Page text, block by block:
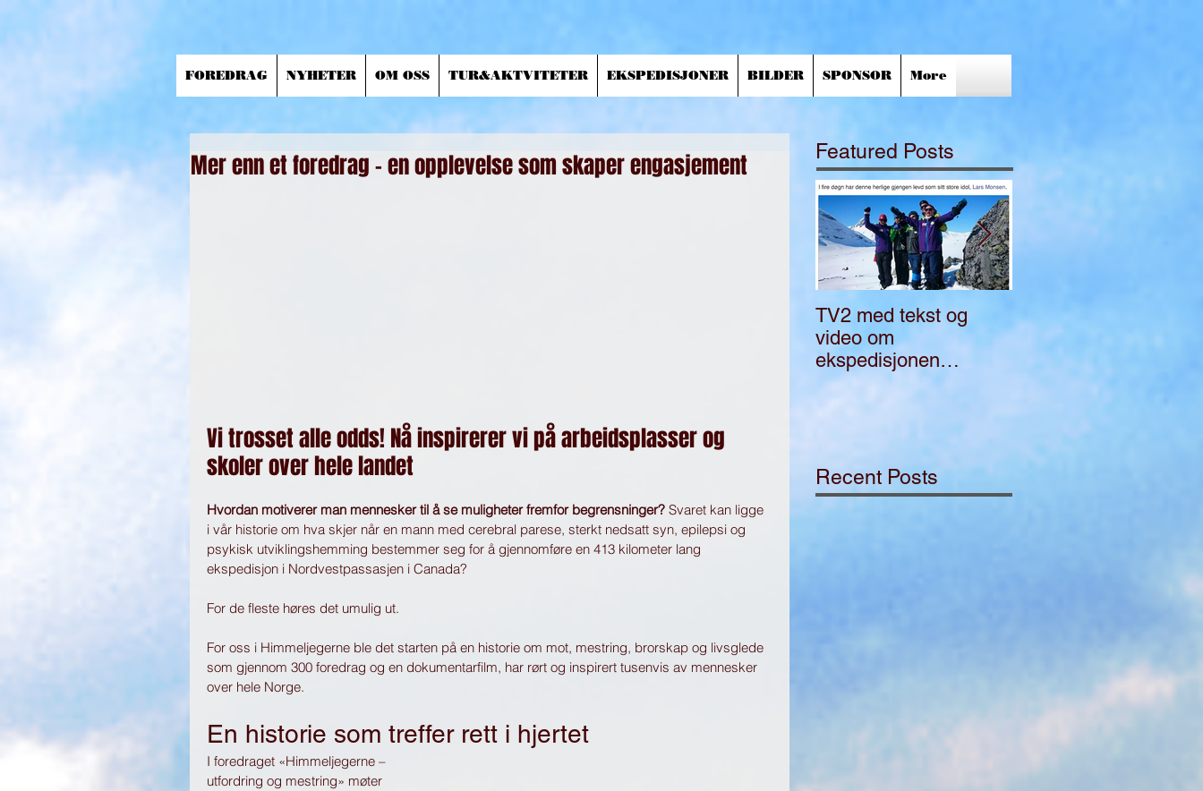
FOREDRAG NYHETER OM OSS TUR&AKTVITETER EKSPEDISJONER BILDER SPONSOR More
Mer enn et foredrag – en opplevelse som skaper engasjement
Vi trosset alle odds! Nå inspirerer vi på arbeidsplasser og
skoler over hele landet
Hvordan motiverer man mennesker til å se muligheter fremfor begrensninger? Svaret kan ligge
i vår historie om hva skjer når en mann med cerebral parese, sterkt nedsatt syn, epilepsi og
psykisk utviklingshemming bestemmer seg for å gjennomføre en 413 kilometer lang
ekspedisjon i Nordvestpassasjen i Canada?
For de fleste høres det umulig ut.
For oss i Himmeljegerne ble det starten på en historie om mot, mestring, brorskap og livsglede
som gjennom 300 foredrag og en dokumentarfilm, har rørt og inspirert tusenvis av mennesker
over hele Norge.
En historie som treffer rett i hjertet
I foredraget «Himmeljegerne –
utfordring og mestring» møter
Featured Posts
TV2 med tekst og
video om
ekspedisjonen
"FullGass"
Bli med på
ekspedisjon i Norge
Recent Posts